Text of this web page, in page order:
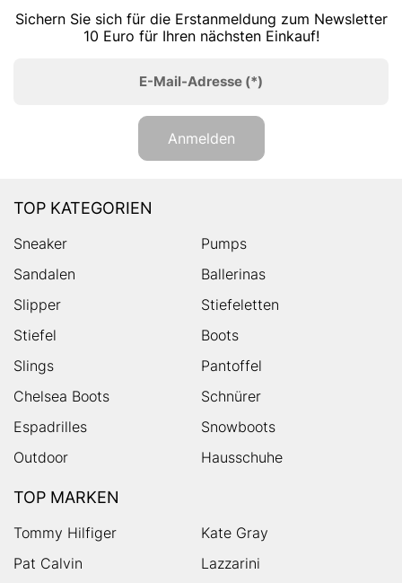
Sichern Sie sich für die Erstanmeldung zum Newsletter
10 Euro für Ihren nächsten Einkauf!
E-Mail-Adresse (*)
Anmelden
TOP KATEGORIEN
Sneaker
Pumps
Sandalen
Ballerinas
Slipper
Stiefeletten
Stiefel
Boots
Slings
Pantoffel
Chelsea Boots
Schnürer
Espadrilles
Snowboots
Outdoor
Hausschuhe
TOP MARKEN
Tommy Hilfiger
Kate Gray
Pat Calvin
Lazzarini